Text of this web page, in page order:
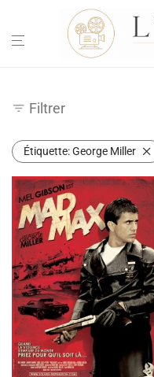
Filtrer
Étiquette:George Miller